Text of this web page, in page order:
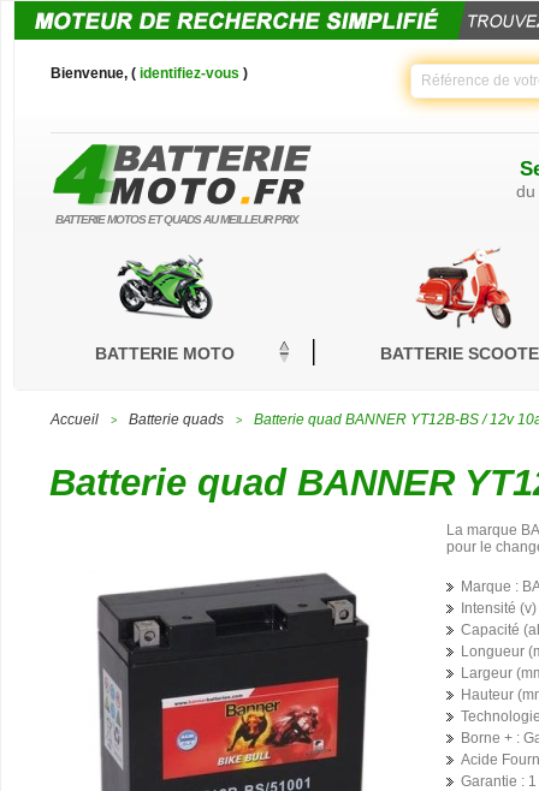
BATTERIE MOTOS ET QUADS AU MEILLEUR PRIX
Bienvenue, ( identifiez-vous )
BATTERIE MOTO BATTERIE
Accueil > Batterie quads > Batterie quad BANNER YT12B-BS / 12v
Batterie quad BANNER
La marque
pour le
Marque :
Intensité (v)
Capacité
Longueur
Largeur
Hauteur
Borne + :
Acide
Garantie :